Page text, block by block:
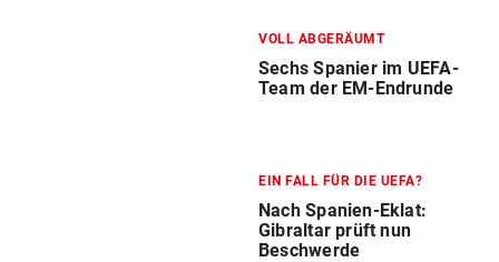
VOLL ABGERÄUMT
Sechs Spanier im UEFA-
Team der EM-Endrunde
EIN FALL FÜR DIE UEFA?
Nach Spanien-Eklat:
Gibraltar prüft nun
Beschwerde